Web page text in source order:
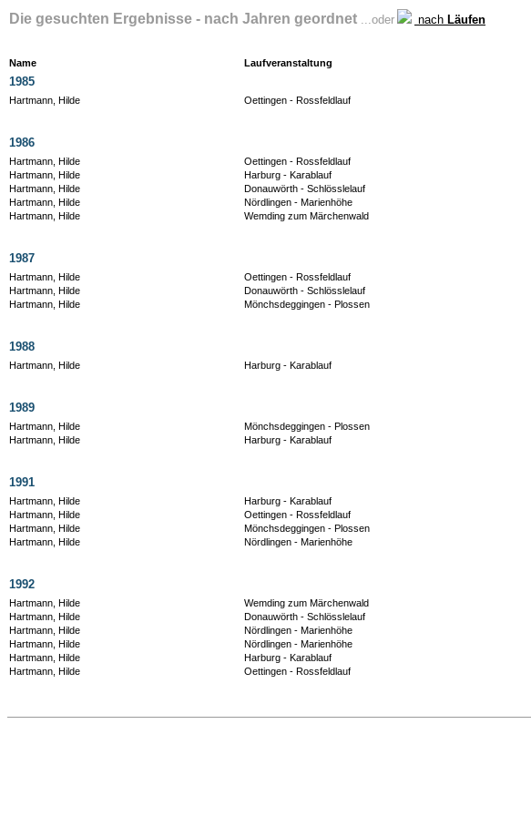
Die gesuchten Ergebnisse - nach Jahren geordnet ...oder nach Läufen
Name Laufveranstaltung
1985
Hartmann, Hilde Oettingen - Rossfeldlauf
1986
Hartmann, Hilde Oettingen - Rossfeldlauf
Hartmann, Hilde
Harburg - Karablauf
Hartmann, Hilde
Donauwörth - Schlösslelauf
Hartmann, Hilde
Nördlingen - Marienhöhe
Hartmann, Hilde
Wemding zum Märchenwald
1987
Hartmann, Hilde Oettingen - Rossfeldlauf
Hartmann, Hilde
Donauwörth - Schlösslelauf
Hartmann, Hilde
Mönchsdeggingen - Plossen
1988
Hartmann, Hilde Harburg - Karablauf
1989
Hartmann, Hilde Mönchsdeggingen - Plossen
Hartmann, Hilde
Harburg - Karablauf
1991
Hartmann, Hilde Harburg - Karablauf
Hartmann, Hilde
Oettingen - Rossfeldlauf
Hartmann, Hilde
Mönchsdeggingen - Plossen
Hartmann, Hilde
Nördlingen - Marienhöhe
1992
Hartmann, Hilde Wemding zum Märchenwald
Hartmann, Hilde
Donauwörth - Schlösslelauf
Hartmann, Hilde
Nördlingen - Marienhöhe
Hartmann, Hilde
Nördlingen - Marienhöhe
Hartmann, Hilde
Harburg - Karablauf
Hartmann, Hilde
Oettingen - Rossfeldlauf